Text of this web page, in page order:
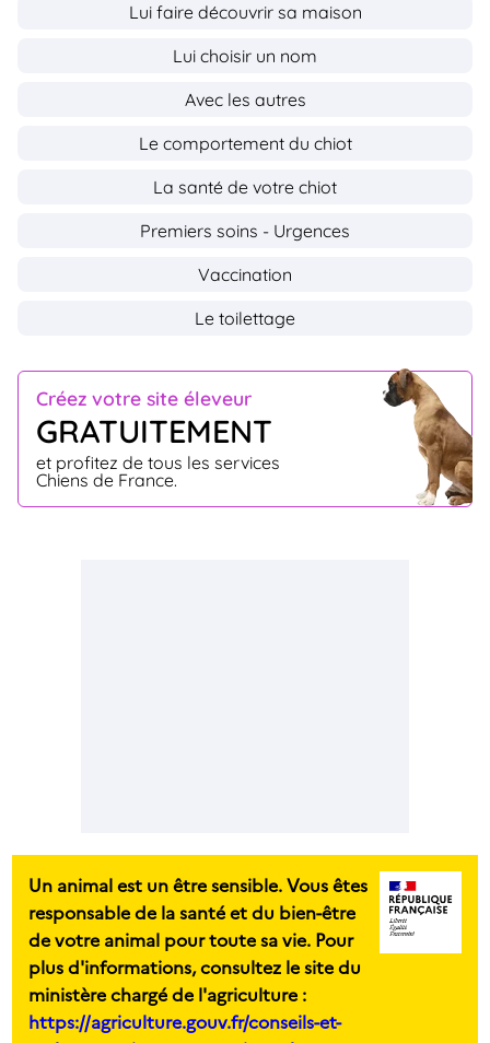
Créez votre site éleveur
GRATUITEMENT
et profitez de tous les services
Chiens de France.
Lui faire découvrir sa maison
Lui choisir un nom
Avec les autres
Le comportement du chiot
La santé de votre chiot
Premiers soins - Urgences
Vaccination
Le toilettage
Un animal est un être sensible. Vous êtes
responsable de la santé et du bien-être
de votre animal pour toute sa vie. Pour
plus d'informations, consultez le site du
ministère chargé de l'agriculture :
https://agriculture.gouv.fr/conseils-et-